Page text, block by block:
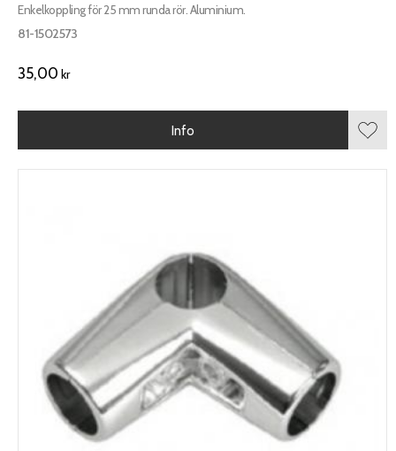
Enkelkoppling för 25 mm runda rör. Aluminium.
81-1502573
35,00 kr
Info